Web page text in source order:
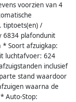
voorzien van 4
tiptoets(en) /
6834 plafondunit
Soort afzuigkap:
luchtafvoer: 624
inclusief
stand waardoor
waarna de
Auto-Stop: